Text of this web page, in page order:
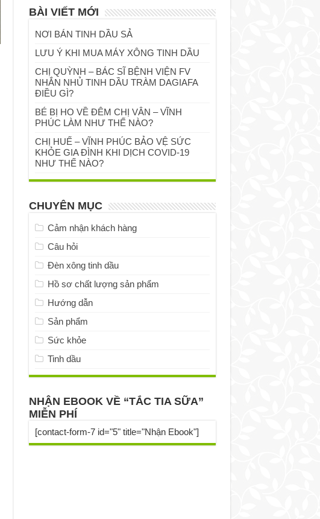
BÀI VIẾT MỚI
NƠI BÁN TINH DẦU SẢ
LƯU Ý KHI MUA MÁY XÔNG TINH DẦU
CHỊ QUỲNH – BÁC SĨ BỆNH VIỆN FV
NHẮN NHỦ TINH DẦU TRÀM DAGIAFA
ĐIỀU GÌ?
BÉ BỊ HO VỀ ĐÊM CHỊ VÂN – VĨNH
PHÚC LÀM NHƯ THẾ NÀO?
CHỊ HUẾ – VĨNH PHÚC BẢO VỆ SỨC
KHỎE GIA ĐÌNH KHI DỊCH COVID-19
NHƯ THẾ NÀO?
CHUYÊN MỤC
Cảm nhận khách hàng
Câu hỏi
Đèn xông tinh dầu
Hồ sơ chất lượng sản phẩm
Hướng dẫn
Sản phẩm
Sức khỏe
Tinh dầu
NHẬN EBOOK VỀ “TẮC TIA SỮA”
MIỄN PHÍ
[contact-form-7 id="5" title="Nhận Ebook"]